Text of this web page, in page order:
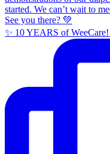
✨ 10 YEARS of